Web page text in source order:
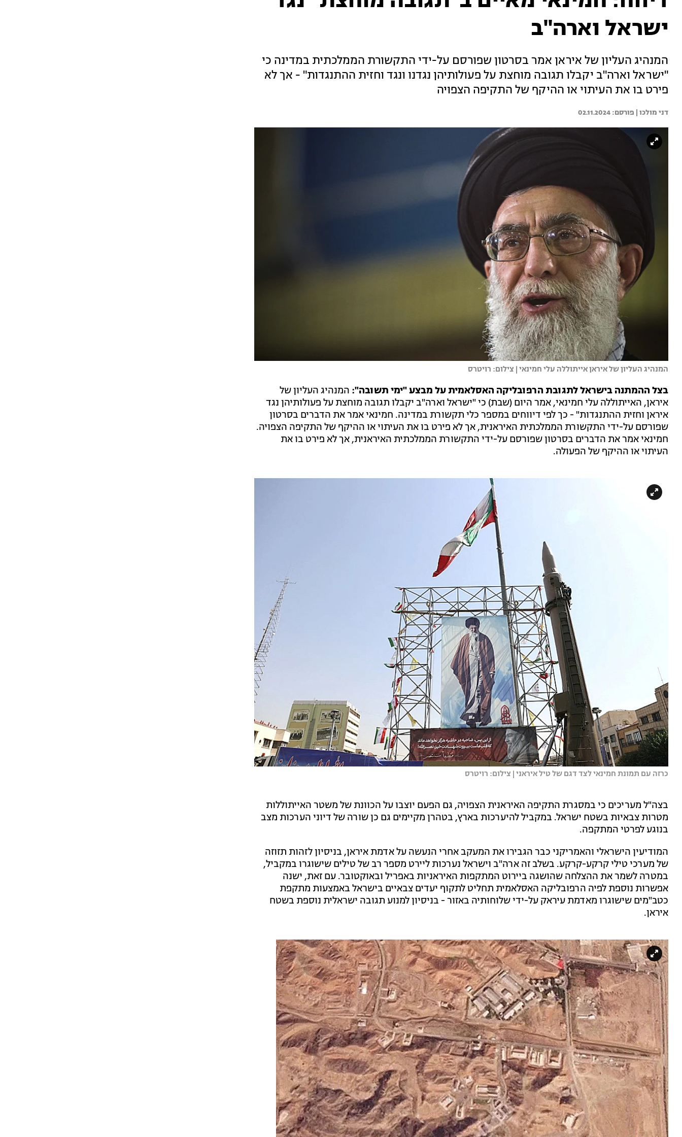
ישראל וארה"ב
המנהיג העליון של איראן אמר בסרטון שפורסם על-ידי התקשורת הממלכתית במדינה כי
"ישראל וארה"ב יקבלו תגובה מוחצת על פעולותיהן נגדנו ונגד וחזית ההתנגדות" - אך לא
פירט בו את העיתוי או ההיקף של התקיפה הצפויה
דני מולכו | 02.11.2024
המנהיג העליון של איראן אייתוללה עלי חמינאי | צילום: רויטרס
בצל ההמתנה בישראל לתגובת הרפובליקה האסלאמית על מבצע "ימי תשובה": המנהיג העליון של
איראן, האייתוללה עלי חמינאי, אמר היום (שבת) כי "ישראל וארה"ב יקבלו תגובה מוחצת על פעולותיהן נגד
איראן וחזית ההתנגדות" - כך לפי דיווחים במספר כלי תקשורת במדינה. חמינאי אמר את הדברים בסרטון
שפורסם על-ידי התקשורת הממלכתית האיראנית, אך לא פירט בו את העיתוי או ההיקף של התקיפה הצפויה.
חמינאי אמר את הדברים בסרטון שפורסם על-ידי התקשורת הממלכתית האיראנית, אך לא פירט בו את
העיתוי או ההיקף של הפעולה.
כרזה עם תמונת חמינאי לצד דגם של טיל איראני | צילום: רויטרס
בצה"ל מעריכים כי במסגרת התקיפה האיראנית הצפויה, גם הפעם יוצבו על הכוונת של משטר האייתוללות
מטרות צבאיות בשטח ישראל. במקביל להיערכות בארץ, בטהרן מקיימים גם כן שורה של דיוני הערכות מצב
בנוגע לפרטי המתקפה.
המודיעין הישראלי והאמריקני כבר הגבירו את המעקב אחרי הנעשה על אדמת איראן, בניסיון לזהות תזוזה
של מערכי טילי קרקע-קרקע. בשלב זה ארה"ב וישראל נערכות ליירט מספר רב של טילים שישוגרו במקביל,
במטרה לשמר את ההצלחה שהושגה ביירוט המתקפות האיראניות באפריל ובאוקטובר. עם זאת, ישנה
אפשרות נוספת לפיה הרפובליקה האסלאמית תחליט לתקוף יעדים צבאיים בישראל באמצעות מתקפת
כטב"מים שישוגרו מאדמת עיראק על-ידי שלוחותיה באזור - בניסיון למנוע תגובה ישראלית נוספת בשטח
איראן.